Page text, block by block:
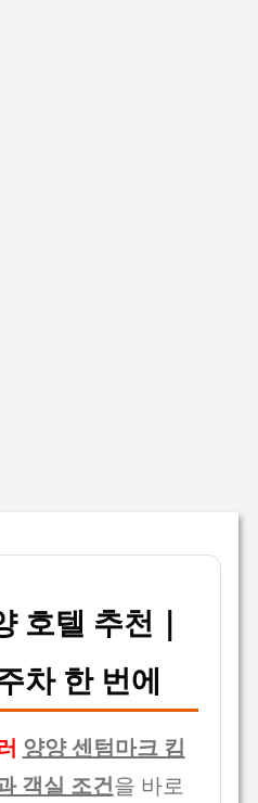
호텔 추천 |
차 한 번에
양양 센텀마크 킴
객실 조건을 바로